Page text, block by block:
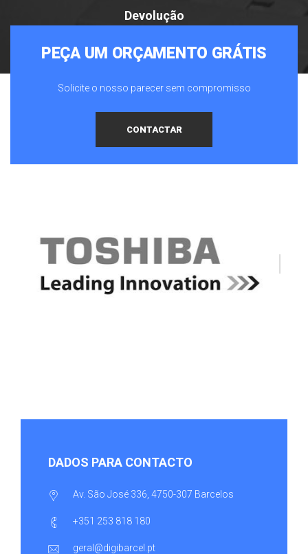
Devolução
PEÇA UM ORÇAMENTO GRÁTIS
Solicite o nosso parecer sem compromisso
CONTACTAR
DADOS PARA CONTACTO
Av. São José 336, 4750-307 Barcelos
+351 253 818 180
geral@digibarcel.pt